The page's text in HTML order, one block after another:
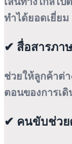
ทำได้ยอดเยี่ยม
✔ สื่อสารภา
ช่วยให้ลูกค้าต่
ตอนของการเดิ
✔ คนขับช่วย